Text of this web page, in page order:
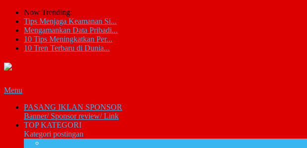
Now Trending:
Tips Menjaga Keamanan Si...
Mengamankan Data Pribadi...
10 Tips Meningkatkan Per...
10 Tren Terbaru di Dunia...
Menu
PASANG IKLAN SPONSOR
Banner/ Sponsor review/ Link
TOP KATEGORI
Kategori postingan